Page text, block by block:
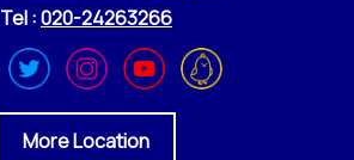
Tel :020-24263266
More Location